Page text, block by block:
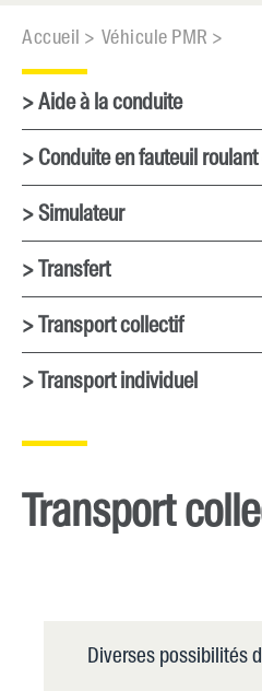
Accueil > Véhicule PMR >
> Aide à la conduite
> Conduite en fauteuil
> Simulateur
> Transfert
> Transport collectif
> Transport individuel
Transport
Diverses possibilités